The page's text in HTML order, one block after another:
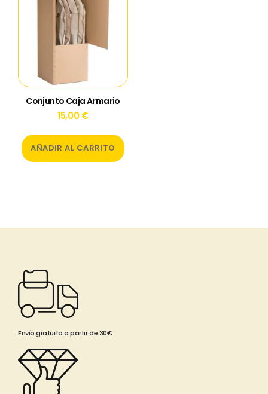
Conjunto Caja Armario
15,00€
AÑADIR AL CARRITO
Envío gratuito a partir de 30€